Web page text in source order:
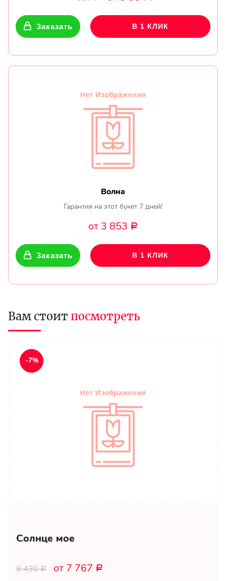
Заказать В 1 КЛИК
Волна
Гарантия на этот букет 7 дней!
от 3 853 Р
Заказать В 1 КЛИК
Вам стоит посмотреть
-7%
Солнце мое
8 430Р от 7 767 Р